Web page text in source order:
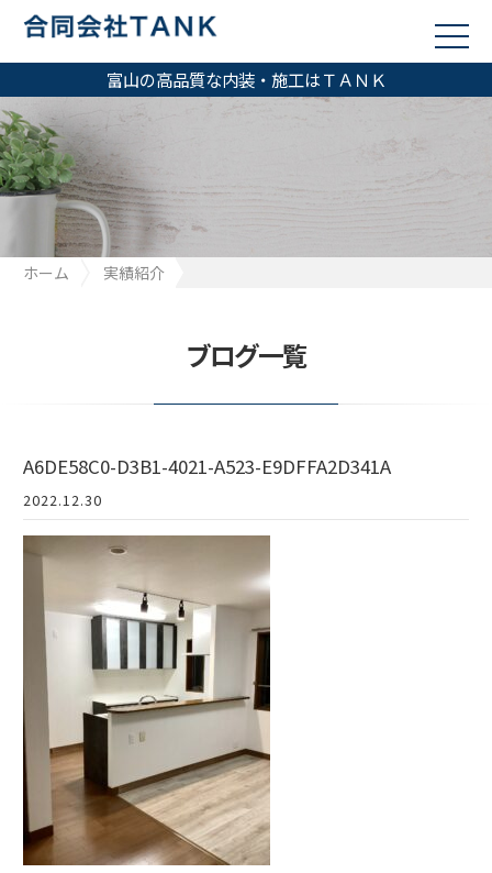
富山の高品質な内装・施工はＴＡＮＫ
ホーム
実績紹介
ブログ一覧
A6DE58C0-D3B1-4021-A523-E9DFFA2D341A
2022.12.30